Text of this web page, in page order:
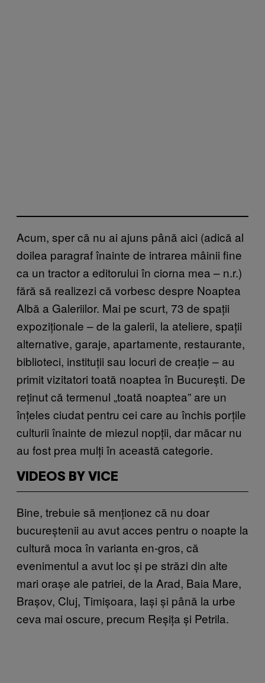
Acum, sper că nu ai ajuns până aici (adică al
doilea paragraf înainte de intrarea mâinii fine
ca un tractor a editorului în ciorna mea – n.r.)
fără să realizezi că vorbesc despre Noaptea
Albă a Galeriilor. Mai pe scurt, 73 de spații
expoziționale – de la galerii, la ateliere, spații
alternative, garaje, apartamente, restaurante,
biblioteci, instituții sau locuri de creație – au
primit vizitatori toată noaptea în București. De
reținut că termenul „toată noaptea” are un
înțeles ciudat pentru cei care au închis porțile
culturii înainte de miezul nopții, dar măcar nu
au fost prea mulți în această categorie.
VIDEOS BY VICE
Bine, trebuie să menționez că nu doar
bucureștenii au avut acces pentru o noapte la
cultură moca în varianta en-gros, că
evenimentul a avut loc și pe străzi din alte
mari orașe ale patriei, de la Arad, Baia Mare,
Brașov, Cluj, Timișoara, Iași și până la urbe
ceva mai oscure, precum Reșița și Petrila.